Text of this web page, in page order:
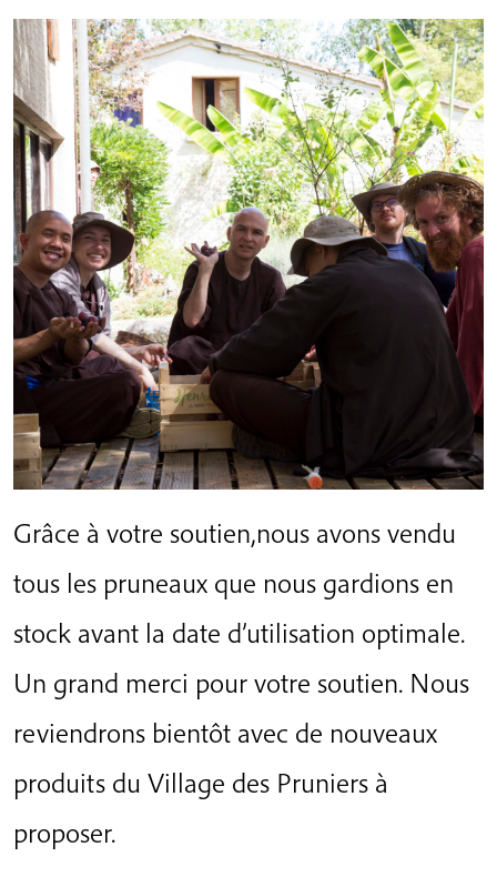
Grâce à votre soutien,nous avons vendu
tous les pruneaux que nous gardions en
stock avant la date d’utilisation optimale.
Un grand merci pour votre soutien. Nous
reviendrons bientôt avec de nouveaux
produits du Village des Pruniers à
proposer.